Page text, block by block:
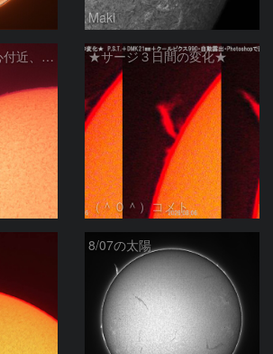
Maki
8/7朝の太陽(Hα中心付近、プロミネンス) ★サージ３日間の変化★
（＾０＾）コメト
8/07の太陽